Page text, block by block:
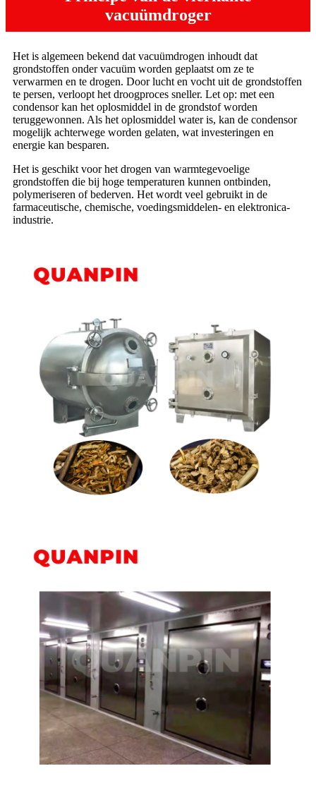
vacuümdroger
Het is algemeen bekend dat vacuümdrogen inhoudt dat
grondstoffen onder vacuüm worden geplaatst om ze te
verwarmen en te drogen. Door lucht en vocht uit de grondstoffen
te persen, verloopt het droogproces sneller. Let op: met een
condensor kan het oplosmiddel in de grondstof worden
teruggewonnen. Als het oplosmiddel water is, kan de condensor
mogelijk achterwege worden gelaten, wat investeringen en
energie kan besparen.
Het is geschikt voor het drogen van warmtegevoelige
grondstoffen die bij hoge temperaturen kunnen ontbinden,
polymeriseren of bederven. Het wordt veel gebruikt in de
farmaceutische, chemische, voedingsmiddelen- en elektronica-
industrie.